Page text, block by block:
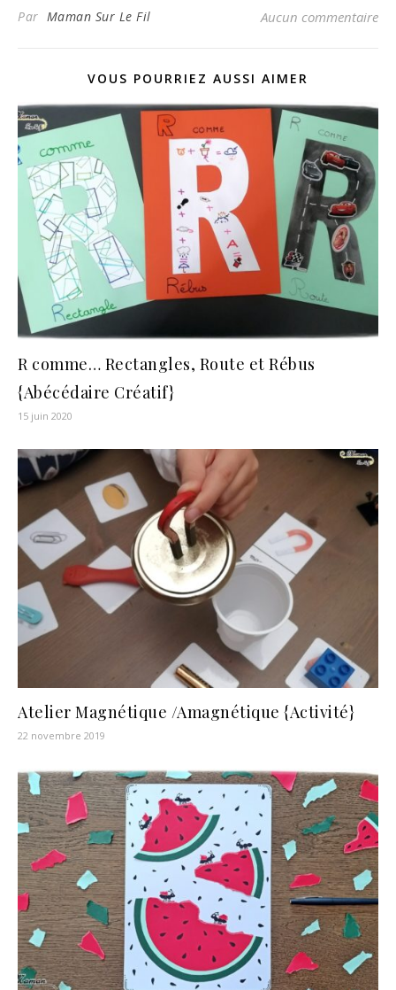
Par Maman Sur Le Fil Aucun commentaire
VOUS POURRIEZ AUSSI AIMER
R comme… Rectangles, Route et Rébus
{Abécédaire Créatif}
15 juin 2020
Atelier Magnétique /Amagnétique {Activité}
22 novembre 2019